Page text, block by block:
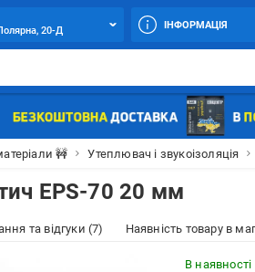
20-Д
ІНФОРМАЦІЯ
🚧 Утеплювач і звукоізоляція
EPS-70 20 мм
та відгуки (7) Наявність товару в
В наявності